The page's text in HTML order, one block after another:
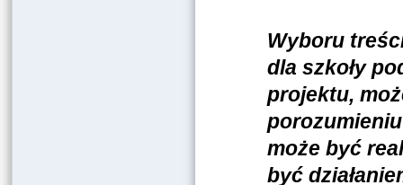
Wyboru
dla szkoły
projektu,
może być
być